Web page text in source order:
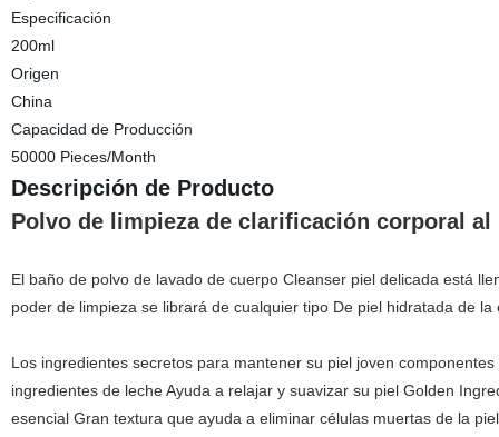
Especificación
200ml
Origen
China
Capacidad de Producción
50000 Pieces/Month
Descripción de Producto
Polvo de limpieza de clarificación corporal
El baño de polvo de lavado de cuerpo Cleanser piel delicada está
poder de limpieza se librará de cualquier tipo De piel hidratada de
Los ingredientes secretos para mantener su piel joven
ingredientes de leche Ayuda a relajar y suavizar su piel Golden
esencial Gran textura que ayuda a eliminar células muertas de la